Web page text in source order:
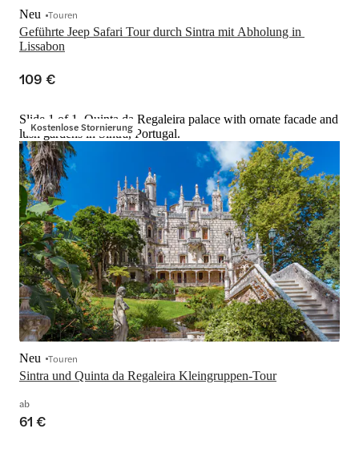
Geführte Jeep Safari Tour durch Sintra mit Abholung in
Lissabon
Neu Touren
109 €
Kostenlose Stornierung
Slide 1 of 1, Quinta da Regaleira palace with ornate facade and
lush gardens in Sintra, Portugal.
Sintra und Quinta da Regaleira Kleingruppen-Tour
Neu Touren
ab
61 €